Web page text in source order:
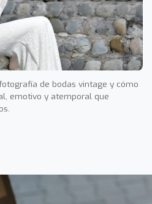
de bodas vintage y cómo
emotivo y atemporal que